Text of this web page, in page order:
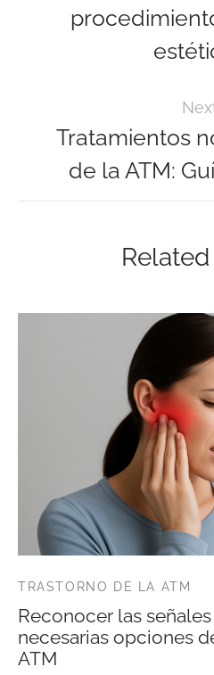
Tratamientos
de la ATM:
TRASTORNO DE LA ATM
Reconocer las
necesarias opciones
ATM